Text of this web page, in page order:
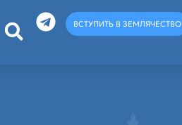
ВСТУПИТЬ В ЗЕМЛЯЧЕСТВО